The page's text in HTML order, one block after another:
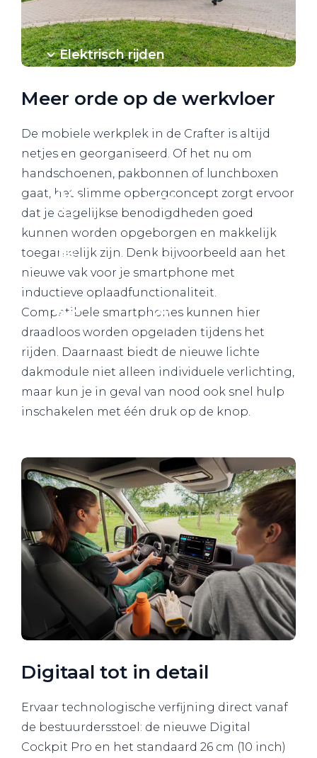
Elektrisch rijden
Werkplaatsafspraak
Meer orde op de werkvloer
De mobiele werkplek in de Crafter is altijd
netjes en georganiseerd. Of het nu om
handschoenen, pakbonnen of lunchboxen
gaat, het slimme opbergconcept zorgt ervoor
dat je dagelijkse benodigdheden goed
kunnen worden opgeborgen en makkelijk
toegankelijk zijn. Denk bijvoorbeeld aan het
nieuwe vak voor je smartphone met
inductieve oplaadfunctionaliteit.
Compatibele smartphones kunnen hier
draadloos worden opgeladen tijdens het
rijden. Daarnaast biedt de nieuwe lichte
dakmodule niet alleen individuele verlichting,
maar kun je in geval van nood ook snel hulp
inschakelen met één druk op de knop.
Digitaal tot in detail
Ervaar technologische verfijning direct vanaf
de bestuurdersstoel: de nieuwe Digital
Cockpit Pro en het standaard 26 cm (10 inch)